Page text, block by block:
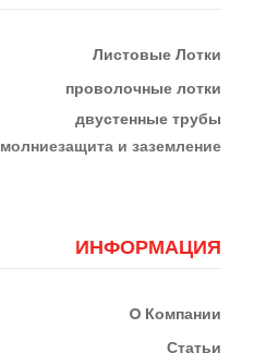
Листовые Лотки
проволочные лотки
двустенные трубы
молниезащита и заземление
ИНФОРМАЦИЯ
О Компании
Статьи